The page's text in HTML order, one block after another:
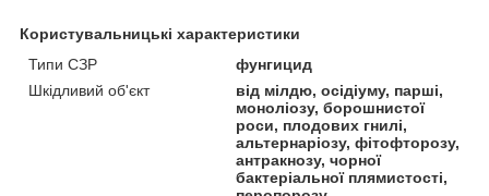
Користувальницькі характеристики
Типи СЗР
фунгицид
Шкідливий об'єкт
від мілдю, осідіуму, парші,
моноліозу, борошнистої
роси, плодових гнилі,
альтернаріозу, фітофторозу,
антракнозу, чорної
бактеріальної плямистості,